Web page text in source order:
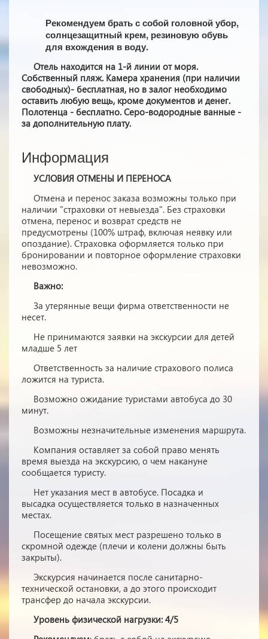
Рекомендуем брать с собой головной убор,
солнцезащитный крем, резиновую обувь
для вхождения в воду.
Отель находится на 1-й линии от моря.
Собственный пляж. Камера хранения (при наличии
свободных)- бесплатная, но в залог необходимо
оставить любую вещь, кроме документов и денег.
Полотенца - бесплатно. Серо-водородные ванные -
за дополнительную плату.
Информация
УСЛОВИЯ ОТМЕНЫ И ПЕРЕНОСА
Отмена и перенос заказа возможны только при
наличии "страховки от невыезда". Без страховки
отмена, перенос и возврат средств не
предусмотрены (100% штраф, включая неявку или
опоздание). Страховка оформляется только при
бронировании и повторное оформление страховки
невозможно.
Важно:
За утерянные вещи фирма ответственности не
несет.
Не принимаются заявки на экскурсии для детей
младше 5 лет
Ответственность за наличие страхового полиса
ложится на туриста.
Возможно ожидание туристами автобуса до 30
минут.
Возможны незначительные изменения маршрута.
Компания оставляет за собой право менять
время выезда на экскурсию, о чем накануне
сообщается туристу.
Нет указания мест в автобуcе. Посадка и
высадка осуществляется только в назначенных
местах.
Посещение святых мест разрешено только в
скромной одежде (плечи и колени должны быть
закрыты).
Экскурсия начинается после санитарно-
технической остановки, а до этого происходит
трансфер до начала экскурсии.
Уровень физической нагрузки: 4/5